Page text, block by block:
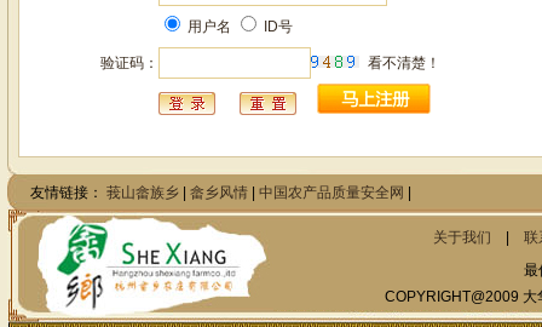
用户名 ID号
验证码：
友情链接： 莪山畲族乡 畲乡风情 中国农产品质量安全网
关于我们
联
COPYRIGHT@2009